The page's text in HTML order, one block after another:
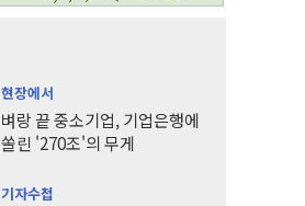
현장에서
벼랑 끝 중소기업, 기업은행에
쏠린 '270조'의 무게
기자수첩